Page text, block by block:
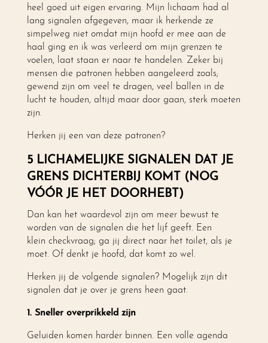
heel goed uit eigen ervaring. Mijn lichaam had al
lang signalen afgegeven, maar ik herkende ze
simpelweg niet omdat mijn hoofd er mee aan de
haal ging en ik was verleerd om mijn grenzen te
voelen, laat staan er naar te handelen. Zeker bij
mensen die patronen hebben aangeleerd zoals;
gewend zijn om veel te dragen, veel ballen in de
lucht te houden, altijd maar door gaan, sterk moeten
zijn.
Herken jij een van deze patronen?
5 LICHAMELIJKE SIGNALEN DAT JE
GRENS DICHTERBIJ KOMT (NOG
VÓÓR JE HET DOORHEBT)
Dan kan het waardevol zijn om meer bewust te
worden van de signalen die het lijf geeft. Een
klein checkvraag; ga jij direct naar het toilet, als je
moet. Of denkt je hoofd, dat komt zo wel.
Herken jij de volgende signalen? Mogelijk zijn dit
signalen dat je over je grens heen gaat.
1. Sneller overprikkeld zijn
Geluiden komen harder binnen. Een volle agenda